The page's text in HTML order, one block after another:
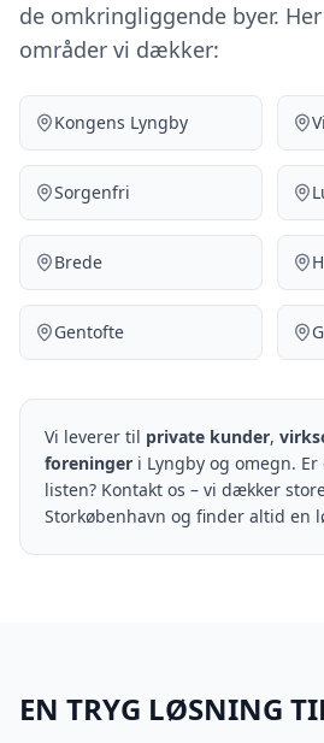
de omkringliggende byer.
områder vi dækker:
Kongens Lyngby
Sorgenfri
Brede
Gentofte
Vi leverer til private kunder,
foreninger i Lyngby og omegn.
listen? Kontakt os – vi dækker
Storkøbenhavn og finder altid en
EN TRYG LØSNING